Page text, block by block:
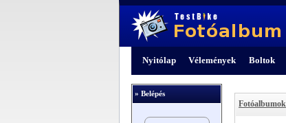
Nyitólap Vélemények Boltok
» Belépés
Fotóalbumok